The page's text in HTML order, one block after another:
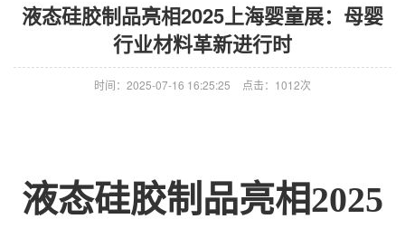
液态硅胶制品亮相2025上海婴童展：母婴
行业材料革新进行时
时间：2025-07-16 16:25:25 点击：1012次
液态硅胶制品亮相2025